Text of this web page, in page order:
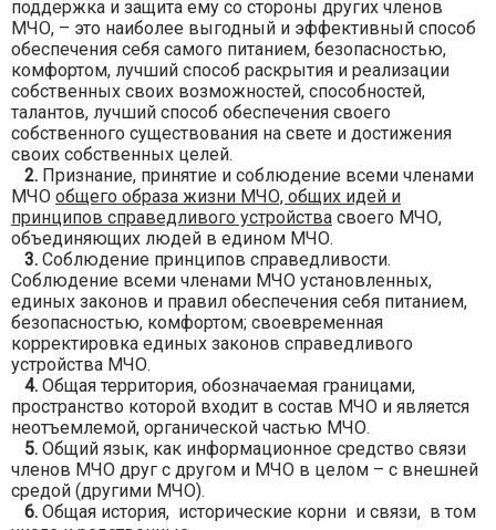
поддержка и защита ему со стороны других членов
МЧО, – это наиболее выгодный и эффективный способ
обеспечения себя самого питанием, безопасностью,
комфортом, лучший способ раскрытия и реализации
собственных своих возможностей, способностей,
талантов, лучший способ обеспечения своего
собственного существования на свете и достижения
своих собственных целей.
2. Признание, принятие и соблюдение всеми членами
МЧО общего образа жизни МЧО, общих идей и
принципов справедливого устройства своего МЧО,
объединяющих людей в едином МЧО.
3. Соблюдение принципов справедливости.
Соблюдение всеми членами МЧО установленных,
единых законов и правил обеспечения себя питанием,
безопасностью, комфортом; своевременная
корректировка единых законов справедливого
устройства МЧО.
4. Общая территория, обозначаемая границами,
пространство которой входит в состав МЧО и является
неотъемлемой, органической частью МЧО.
5. Общий язык, как информационное средство связи
членов МЧО друг с другом и МЧО в целом – с внешней
средой (другими МЧО).
6. Общая история, исторические корни и связи, в том